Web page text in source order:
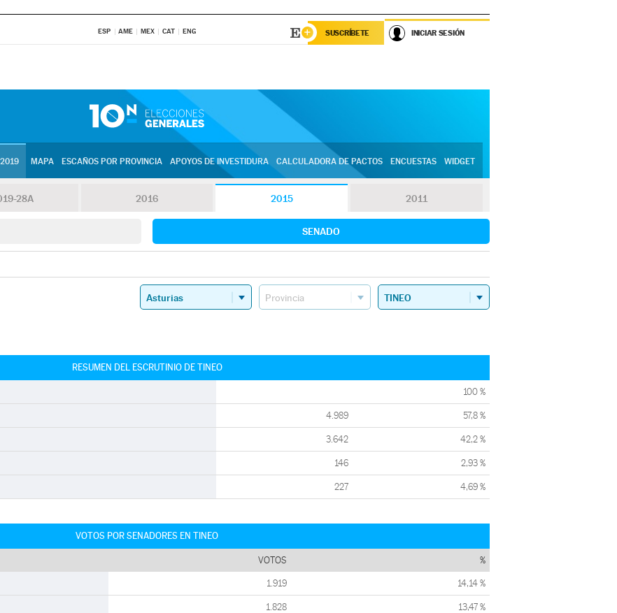
ESP AME MEX CAT ENG SUSCRÍBETE INICIAR SESIÓN
2019 MAPA ESCAÑOS POR PROVINCIA APOYOS DE INVESTIDURA CALCULADORA DE PACTOS ENCUESTAS WIDGET
28A 2016 2015 2011
SENADO
RESUMEN DEL ESCRUTINIO DE TINEO
100 %
4.989 57,8 %
3.642 42,2 %
146 2,93 %
227 4,69 %
VOTOS POR SENADORES EN TINEO
VOTOS %
1.919 14,14 %
1.828 13,47 %